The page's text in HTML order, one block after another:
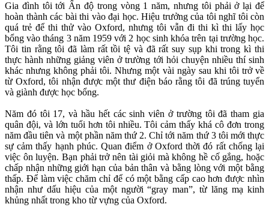
Gia đình tôi tới Ấn độ trong vòng 1 năm, nhưng tôi phải ở lại để
hoàn thành các bài thi vào đại học. Hiệu trưởng của tôi nghĩ tôi còn
quá trẻ để thi thử vào Oxford, nhưng tôi vẫn đi thi kì thi lấy học
bổng vào tháng 3 năm 1959 với 2 học sinh khóa trên tại trường học.
Tôi tin rằng tôi đã làm rất tồi tệ và đã rất suy sụp khi trong kì thi
thực hành những giảng viên ở trường tới hỏi chuyện nhiều thí sinh
khác nhưng không phải tôi. Nhưng một vài ngày sau khi tôi trở về
từ Oxford, tôi nhận được một thư điện báo rằng tôi đã trúng tuyển
và giành được học bổng.
Năm đó tôi 17, và hầu hết các sinh viên ở trường tôi đã tham gia
quân đội, và lớn tuổi hơn tôi nhiều. Tôi cảm thấy khá cô đơn trong
năm đầu tiên và một phần năm thứ 2. Chỉ tới năm thứ 3 tôi mới thực
sự cảm thấy hạnh phúc. Quan điểm ở Oxford thời đó rất chống lại
việc ôn luyện. Bạn phải trở nên tài giỏi mà không hề cố gắng, hoặc
chấp nhận những giới hạn của bản thân và bằng lòng với một bằng
thấp. Để làm việc chăm chỉ để có một bằng cấp cao hơn được nhìn
nhận như dấu hiệu của một người “gray man”, từ lăng mạ kinh
khủng nhất trong kho từ vựng của Oxford.